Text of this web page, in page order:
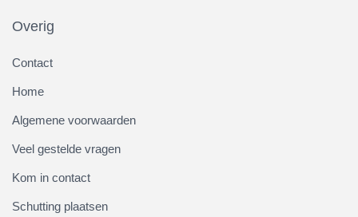
Overig
Contact
Home
Algemene voorwaarden
Veel gestelde vragen
Kom in contact
Schutting plaatsen